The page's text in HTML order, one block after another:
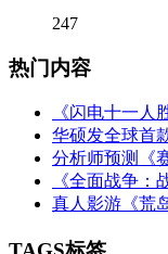
247
热门内容
《闪电十一人
华硕发全球首
分析师预测《
《全面战争：
真人影游《荒